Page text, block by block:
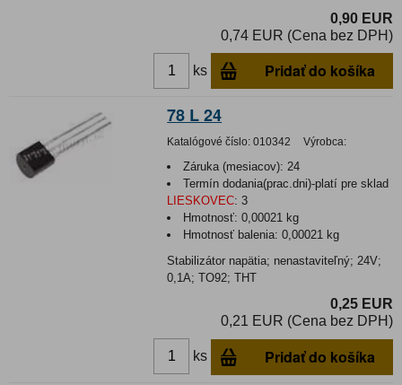
0,90 EUR
0,74 EUR (Cena bez DPH)
ks Pridať do košíka
78 L 24
Katalógové číslo: 010342 Výrobca:
Záruka (mesiacov): 24
Termín dodania(prac.dni)-platí pre sklad
LIESKOVEC: 3
Hmotnosť:0,00021 kg
Hmotnosť balenia:0,00021 kg
Stabilizátor napätia; nenastaviteľný; 24V;
0,1A; TO92; THT
0,25 EUR
0,21 EUR (Cena bez DPH)
ks Pridať do košíka